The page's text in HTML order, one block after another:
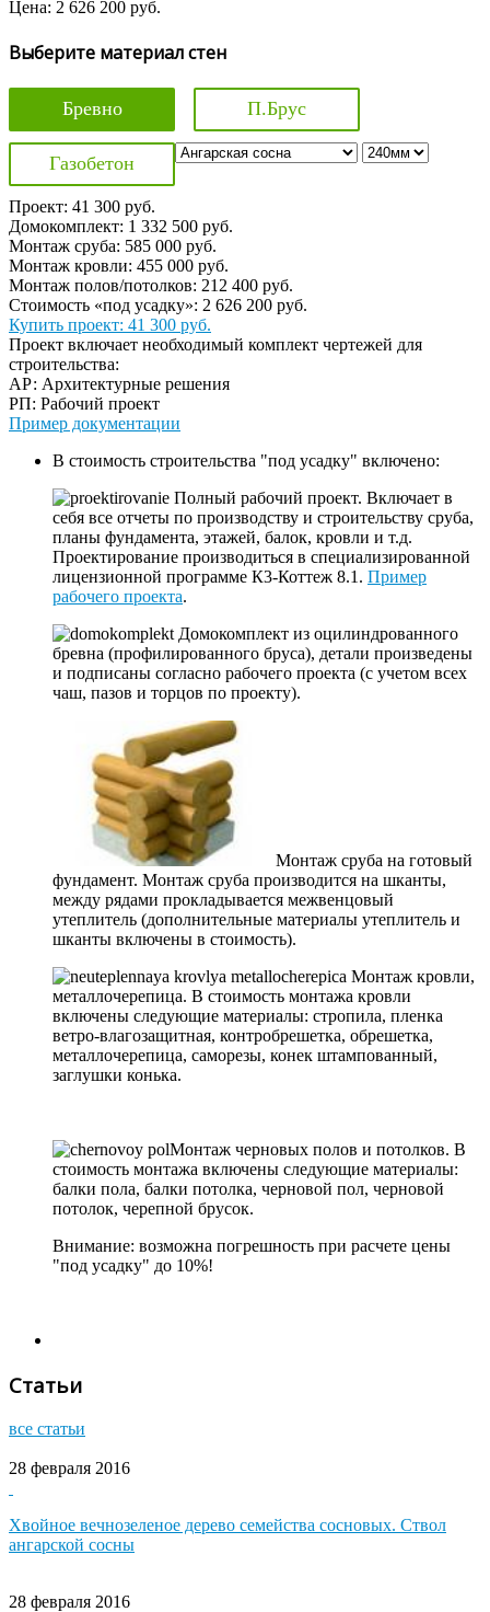
Цена: 2 626 200 руб.
Выберите материал стен
Бревно П.Брус
Газобетон
Проект: 41 300 руб.
Домокомплект: 1 332 500 руб.
Монтаж сруба: 585 000 руб.
Монтаж кровли: 455 000 руб.
Монтаж полов/потолков: 212 400 руб.
Стоимость «под усадку»: 2 626 200 руб.
Купить проект: 41 300 руб.
Проект включает необходимый комплект чертежей для
строительства:
АР: Архитектурные решения
РП: Рабочий проект
Пример документации
В стоимость строительства "под усадку" включено:
Полный рабочий проект. Включает в
себя все отчеты по производству и строительству сруба,
планы фундамента, этажей, балок, кровли и т.д.
Проектирование производиться в специализированной
лицензионной программе К3-Коттеж 8.1. Пример
рабочего проекта.
Домокомплект из оцилиндрованного
бревна (профилированного бруса), детали произведены
и подписаны согласно рабочего проекта (с учетом всех
чаш, пазов и торцов по проекту).
Монтаж сруба на готовый
фундамент. Монтаж сруба производится на шканты,
между рядами прокладывается межвенцовый
утеплитель (дополнительные материалы утеплитель и
шканты включены в стоимость).
Монтаж кровли,
металлочерепица. В стоимость монтажа кровли
включены следующие материалы: стропила, пленка
ветро-влагозащитная, контробрешетка, обрешетка,
металлочерепица, саморезы, конек штампованный,
заглушки конька.
Монтаж черновых полов и потолков. В
стоимость монтажа включены следующие материалы:
балки пола, балки потолка, черновой пол, черновой
потолок, черепной брусок.
Внимание: возможна погрешность при расчете цены
"под усадку" до 10%!
Статьи
все статьи
28 февраля 2016
Хвойное вечнозеленое дерево семейства сосновых. Ствол
ангарской сосны
28 февраля 2016